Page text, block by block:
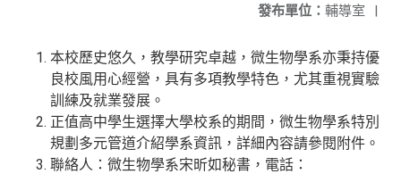
發布單位： 輔導室 |
本校歷史悠久，教學研究卓越，微生物學系亦秉持優
良校風用心經營，具有多項教學特色，尤其重視實驗
訓練及就業發展。
正值高中學生選擇大學校系的期間，微生物學系特別
規劃多元管道介紹學系資訊，詳細內容請參閱附件。
聯絡人：微生物學系宋昕如秘書，電話：